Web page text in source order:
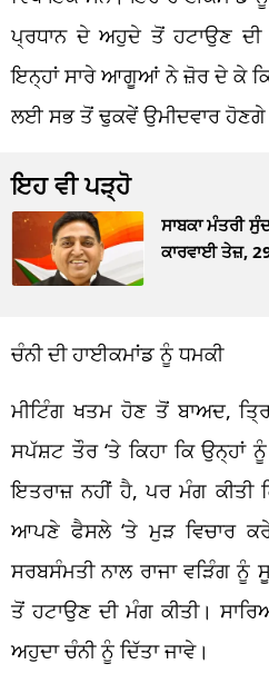
ਪ੍ਰਧਾਨ ਦੇ ਅਹੁਦੇ ਤੋਂ ਹਟਾਉਣ ਦੀ
ਇਨ੍ਹਾਂ ਸਾਰੇ ਆਗੂਆਂ ਨੇ ਜ਼ੋਰ ਦੇ ਕੇ
ਲਈ ਸਭ ਤੋਂ ਢੁਕਵੇਂ ਉਮੀਦਵਾਰ
ਇਹ ਵੀ ਪੜ੍ਹੋ
ਸਾਬਕਾ ਮੰਤਰੀ
ਕਾਰਵਾਈ ਤੇਜ਼,
ਚੰਨੀ ਦੀ ਹਾਈਕਮਾਂਡ ਨੂੰ ਧਮਕੀ
ਮੀਟਿੰਗ ਖਤਮ ਹੋਣ ਤੋਂ ਬਾਅਦ,
ਸਪੱਸ਼ਟ ਤੌਰ ‘ਤੇ ਕਿਹਾ ਕਿ ਉਨ੍ਹਾਂ
ਇਤਰਾਜ਼ ਨਹੀਂ ਹੈ, ਪਰ ਮੰਗ ਕੀਤੀ
ਆਪਣੇ ਫੈਸਲੇ ‘ਤੇ ਮੁੜ ਵਿਚਾਰ
ਸਰਬਸੰਮਤੀ ਨਾਲ ਰਾਜਾ ਵੜਿੰਗ ਨੂੰ
ਤੋਂ ਹਟਾਉਣ ਦੀ ਮੰਗ ਕੀਤੀ।
ਅਹੁਦਾ ਚੰਨੀ ਨੂੰ ਦਿੱਤਾ ਜਾਵੇ।